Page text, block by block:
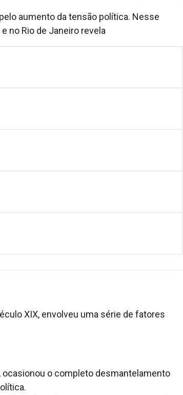
aumento da tensão política. Nesse
no Rio de Janeiro revela
XIX, envolveu uma série de fatores
ocasionou o completo desmantelamento